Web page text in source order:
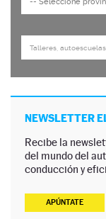
NEWSLETTER
Recibe la
del mundo del
conducción y
APÚNTATE